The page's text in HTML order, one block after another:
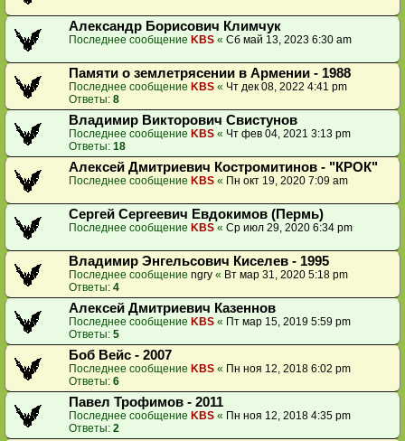
Александр Борисович Климчук
Последнее сообщение KBS « Сб май 13, 2023 6:30 am
Памяти о землетрясении в Армении - 1988
Последнее сообщение KBS « Чт дек 08, 2022 4:41 pm
Ответы: 8
Владимир Викторович Свистунов
Последнее сообщение KBS « Чт фев 04, 2021 3:13 pm
Ответы: 18
Алексей Дмитриевич Костромитинов - "КРОК"
Последнее сообщение KBS « Пн окт 19, 2020 7:09 am
Сергей Сергеевич Евдокимов (Пермь)
Последнее сообщение KBS « Ср июл 29, 2020 6:34 pm
Владимир Энгельсович Киселев - 1995
Последнее сообщение ngry « Вт мар 31, 2020 5:18 pm
Ответы: 4
Алексей Дмитриевич Казеннов
Последнее сообщение KBS « Пт мар 15, 2019 5:59 pm
Ответы: 5
Боб Вейс - 2007
Последнее сообщение KBS « Пн ноя 12, 2018 6:02 pm
Ответы: 6
Павел Трофимов - 2011
Последнее сообщение KBS « Пн ноя 12, 2018 4:35 pm
Ответы: 2